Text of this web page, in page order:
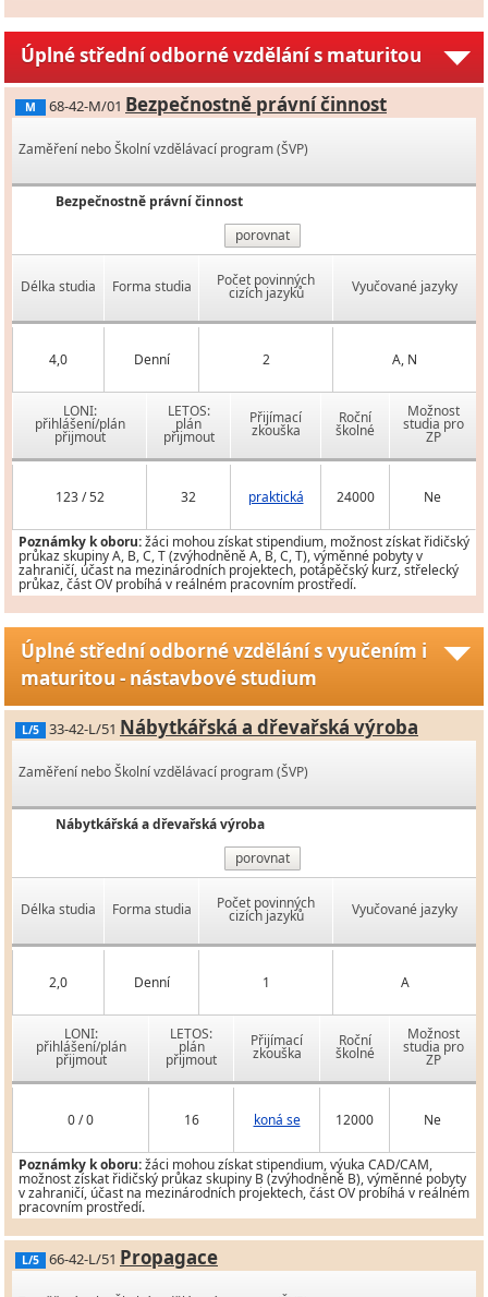
Úplné střední odborné vzdělání s maturitou
M 68-42-M/01 Bezpečnostně právní činnost
Zaměření nebo Školní vzdělávací program (ŠVP)
Bezpečnostně právní činnost
porovnat
Délka studia Forma studia Počet povinných
cizích jazyků Vyučované jazyky
4,0 Denní 2 A, N
LONI:
přihlášení/plán
přijmout
LETOS:
plán
přijmout
Přijímací
zkouška
Roční
školné
Možnost
studia pro
ZP
123 / 52 32 praktická 24000 Ne
Poznámky k oboru:žáci mohou získat stipendium, možnost získat řidičský
průkaz skupiny A, B, C, T (zvýhodněně A, B, C, T), výměnné pobyty v
zahraničí, účast na mezinárodních projektech, potápěčský kurz, střelecký
průkaz, část OV probíhá v reálném pracovním prostředí.
Úplné střední odborné vzdělání s vyučením i
maturitou - nástavbové studium
L/5 33-42-L/51 Nábytkářská a dřevařská výroba
Zaměření nebo Školní vzdělávací program (ŠVP)
Nábytkářská a dřevařská výroba
porovnat
Délka studia Forma studia Počet povinných
cizích jazyků Vyučované jazyky
2,0 Denní 1 A
LONI:
přihlášení/plán
přijmout
LETOS:
plán
přijmout
Přijímací
zkouška
Roční
školné
Možnost
studia pro
ZP
0 / 0 16 koná se 12000 Ne
Poznámky k oboru:žáci mohou získat stipendium, výuka CAD/CAM,
možnost získat řidičský průkaz skupiny B (zvýhodněně B), výměnné pobyty
v zahraničí, účast na mezinárodních projektech, část OV probíhá v reálném
pracovním prostředí.
L/5 66-42-L/51 Propagace